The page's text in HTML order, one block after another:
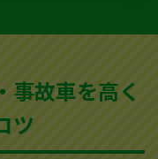
乗らなくなってし
販売ネットワーク
ードをもっている
事故車を高く
ツ